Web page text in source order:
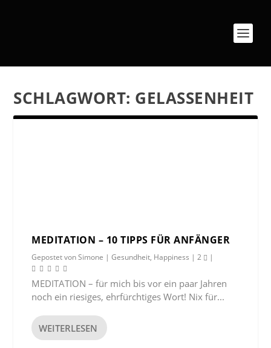
SCHLAGWORT: GELASSENHEIT
MEDITATION – 10 TIPPS FÜR ANFÄNGER
Gepostet vonSimone |Gesundheit, Happiness |2 |
MEDITATION – für mich bis vor ein paar Jahren
noch ein riesiges, ehrfürchtiges Wort! Nix für...
WEITERLESEN